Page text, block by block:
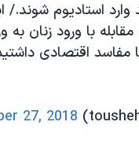
استادیوم شوند./
با ورود زنان به
مفاسد اقتصادی
27, 2018